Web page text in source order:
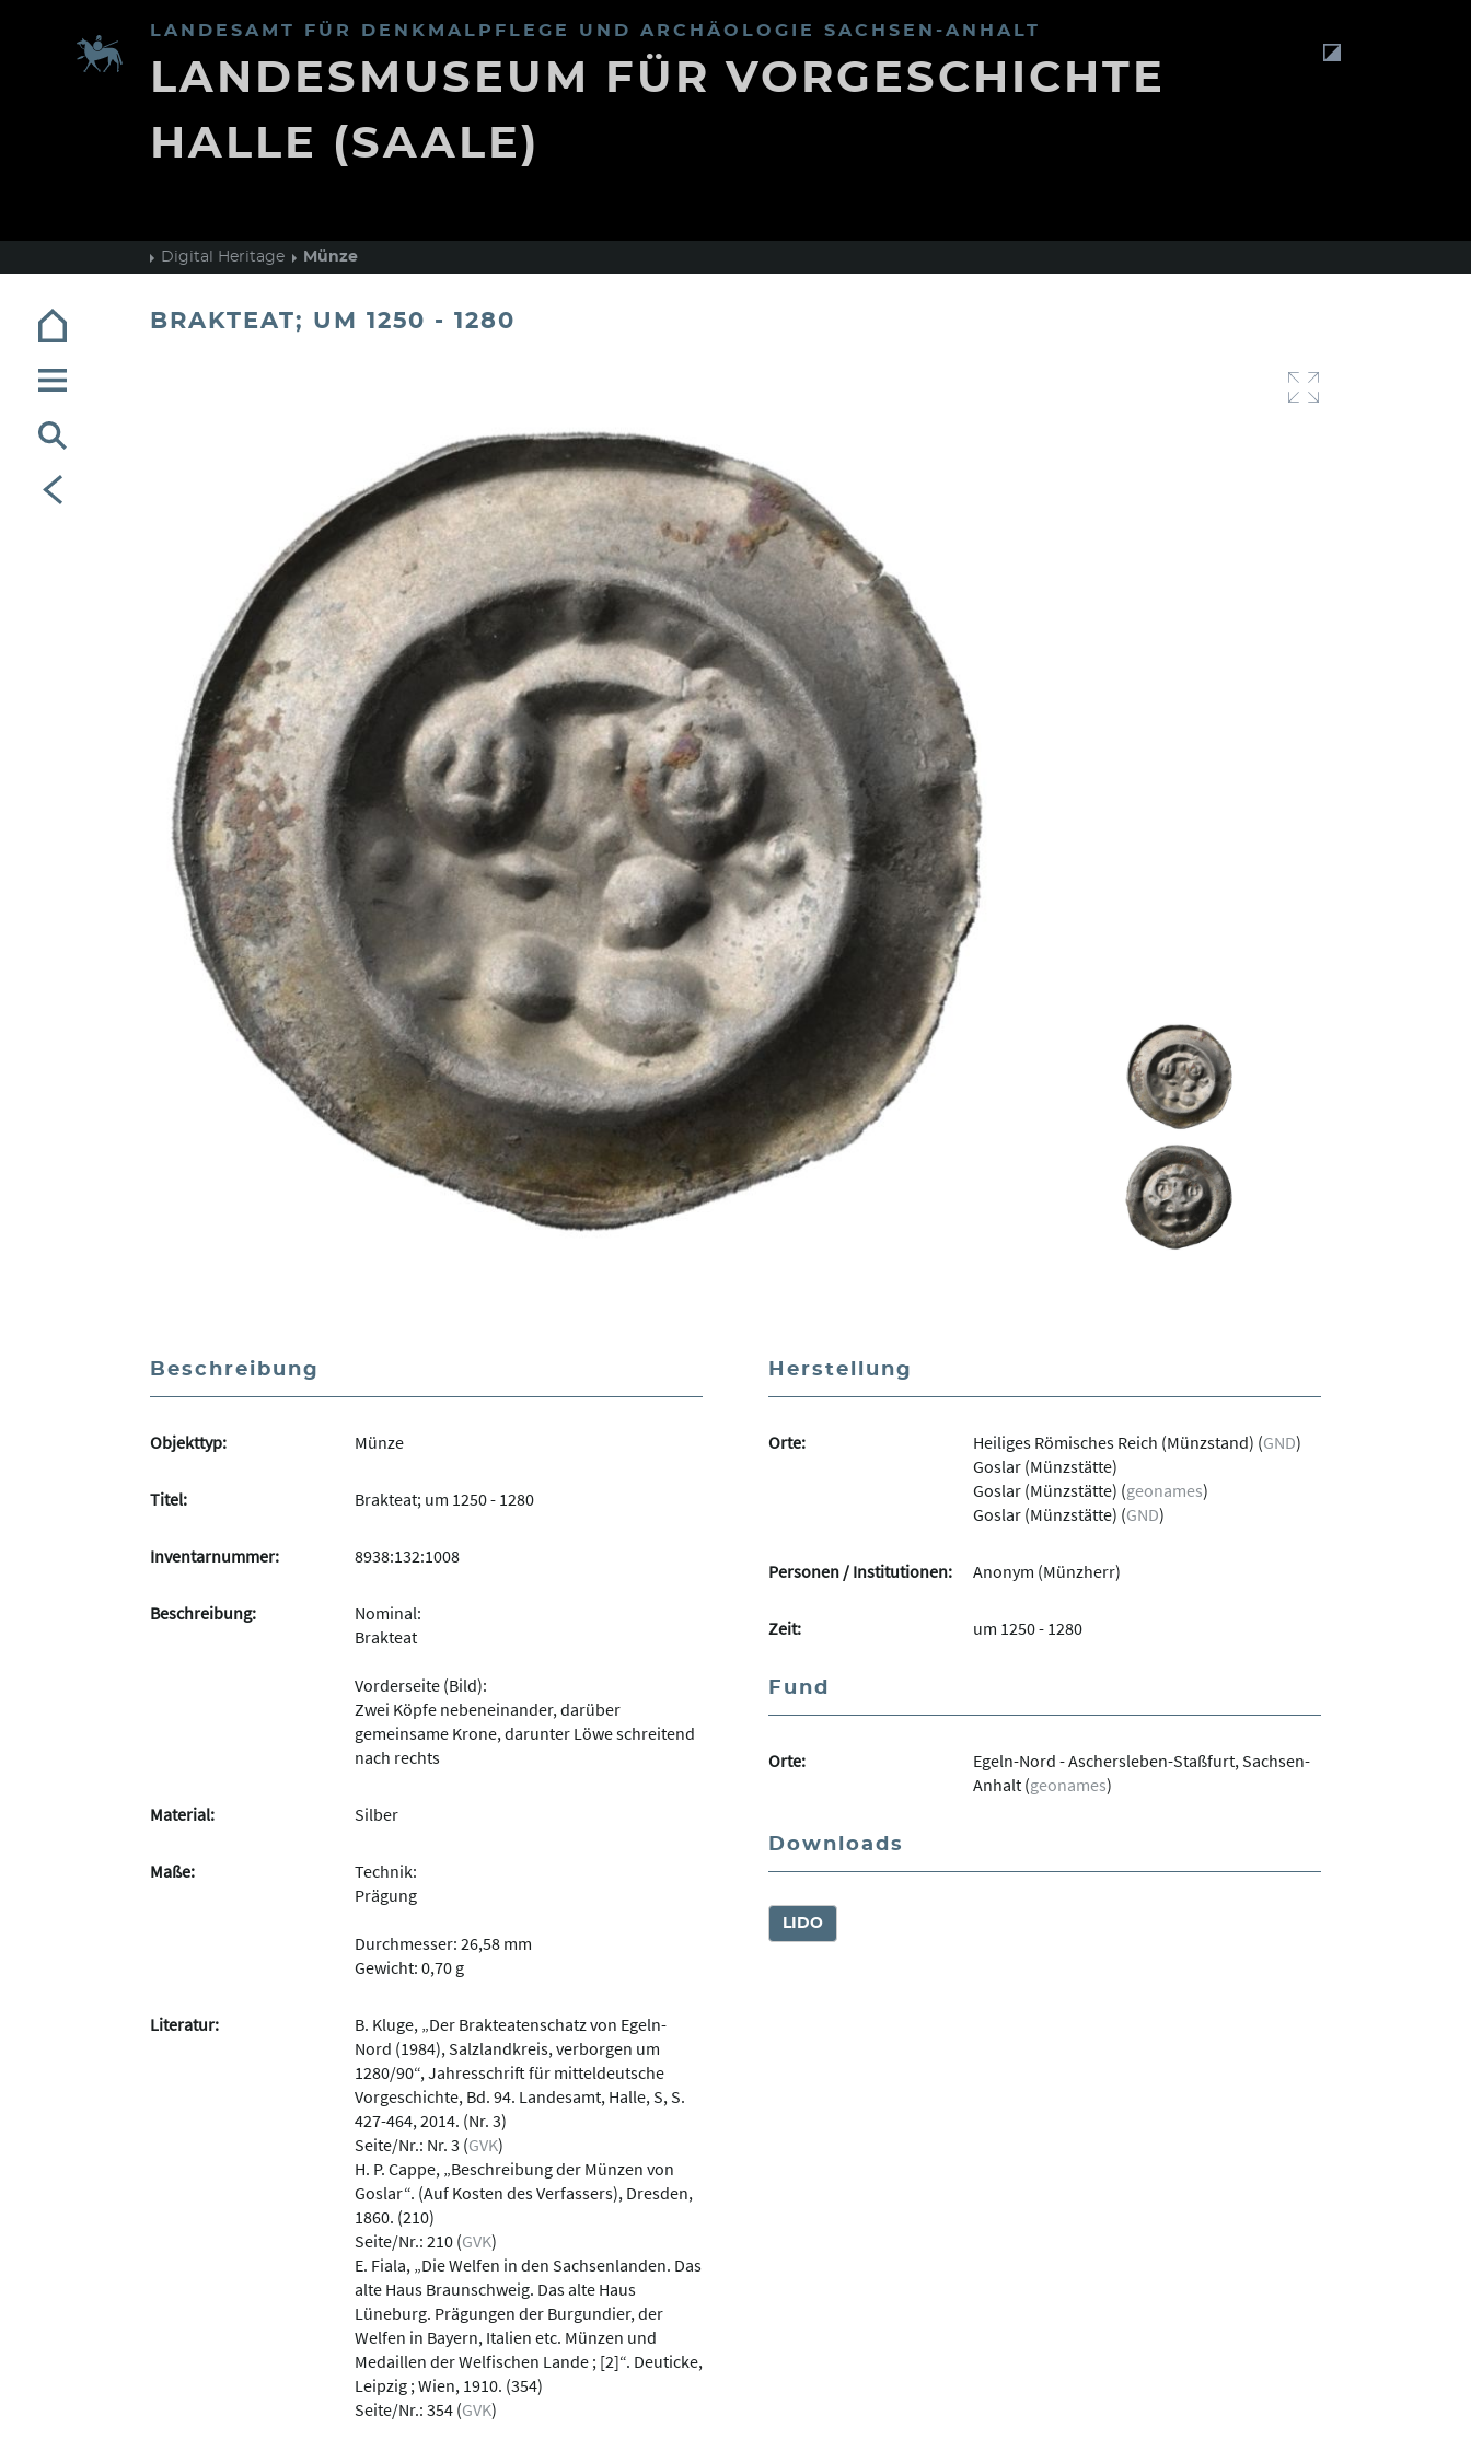
LANDESAMT FÜR DENKMALPFLEGE UND ARCHÄOLOGIE SACHSEN-ANHALT
LANDESMUSEUM FÜR VORGESCHICHTE
HALLE (SAALE)
Digital Heritage Münze
BRAKTEAT; UM 1250 - 1280
Beschreibung
Objekttyp: Münze
Titel: Brakteat; um 1250 - 1280
Inventarnummer: 8938:132:1008
Beschreibung:
Nominal:
Brakteat
Vorderseite (Bild):
Zwei Köpfe nebeneinander, darüber
gemeinsame Krone, darunter Löwe schreitend
nach rechts
Material: Silber
Maße:
Technik:
Prägung
Durchmesser: 26,58 mm
Gewicht: 0,70 g
Literatur:
B. Kluge, „Der Brakteatenschatz von Egeln-
Nord (1984), Salzlandkreis, verborgen um
1280/90“, Jahresschrift für mitteldeutsche
Vorgeschichte, Bd. 94. Landesamt, Halle, S, S.
427-464, 2014. (Nr. 3)
Seite/Nr.: Nr. 3 (GVK)
H. P. Cappe, „Beschreibung der Münzen von
Goslar“. (Auf Kosten des Verfassers), Dresden,
1860. (210)
Seite/Nr.: 210 (GVK)
E. Fiala, „Die Welfen in den Sachsenlanden. Das
alte Haus Braunschweig. Das alte Haus
Lüneburg. Prägungen der Burgundier, der
Welfen in Bayern, Italien etc. Münzen und
Medaillen der Welfischen Lande ; [2]“. Deuticke,
Leipzig ; Wien, 1910. (354)
Seite/Nr.: 354 (GVK)
Herstellung
Orte: Heiliges Römisches Reich (Münzstand) (GND)
Goslar (Münzstätte)
Goslar (Münzstätte) (geonames)
Goslar (Münzstätte) (GND)
Personen / Institutionen: Anonym (Münzherr)
Zeit: um 1250 - 1280
Fund
Orte:
Egeln-Nord - Aschersleben-Staßfurt, Sachsen-
Anhalt (geonames)
Downloads
LIDO